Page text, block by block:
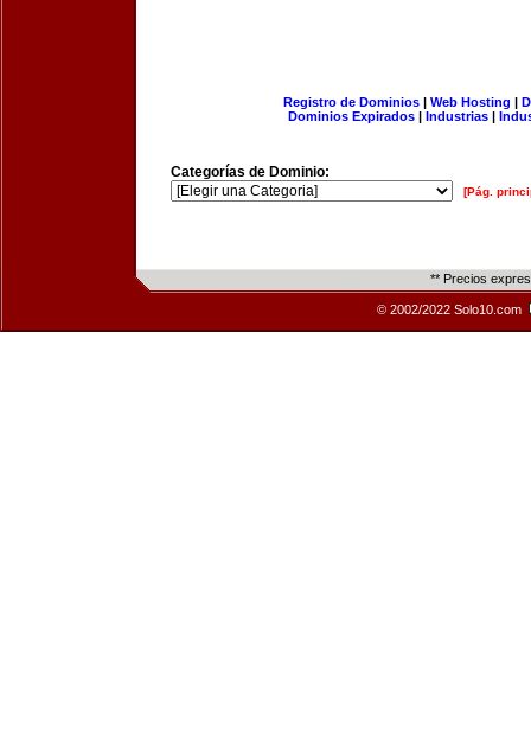
Registro de Dominios| Web Hosting |
Dominios Expirados | Industrias |
Categorías de Dominio:
[Pág.
** Precios
© 2002/2022 Solo10.com